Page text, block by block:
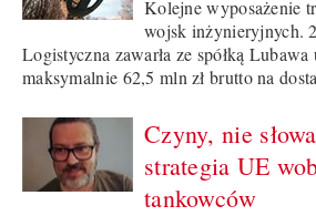
Kolejne wyposażenie
wojsk inżynieryjnych.
Logistyczna zawarła ze spółką
maksymalnie 62,5 mln zł brutto na
Czyny, nie
strategia UE
tankowców